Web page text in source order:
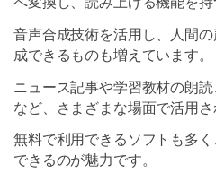
音声合成技術を活用し、人間
成できるものも増えています。
ニュース記事や学習教材の朗
など、さまざまな場面で活用さ
無料で利用できるソフトも多
できるのが魅力です。